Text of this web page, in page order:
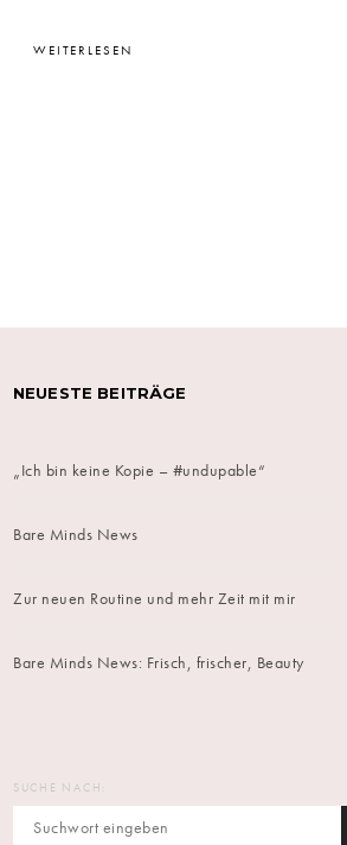
WEITERLESEN
NEUESTE BEITRÄGE
„Ich bin keine Kopie – #undupable“
Bare Minds News
Zur neuen Routine und mehr Zeit mit mir
Bare Minds News: Frisch, frischer, Beauty
SUCHE NACH: